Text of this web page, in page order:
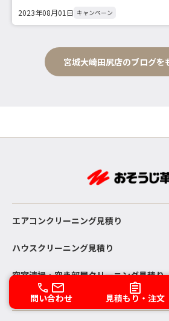
2023年08月01日 キャンペーン
宮城大崎田尻店のブログを
問い合わせ 見積もり・注文
エアコンクリーニング見積り
ハウスクリーニング見積り
空室清掃・空き部屋クリーニング見積り